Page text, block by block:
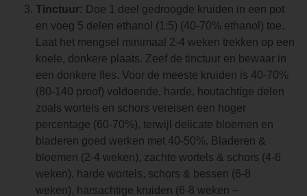
Tinctuur: Doe 1 deel gedroogde kruiden in een pot
en voeg 5 delen ethanol (1:5) (40-70% ethanol) toe.
Laat het mengsel minimaal 2-4 weken trekken op een
koele, donkere plaats. Zeef de tinctuur en bewaar in
een donkere fles. Voor de meeste kruiden is 40-70%
(80-140 proof) voldoende, harde, houtachtige delen
zoals wortels en schors vereisen een hoger
percentage (60-70%), terwijl delicate bloemen en
bladeren goed werken met 40-50%. Bladeren &
bloemen (2-4 weken), zachte wortels & schors (4-6
weken), harde wortels, schors & bessen (6-8
weken), harsachtige kruiden (6-8 weken –